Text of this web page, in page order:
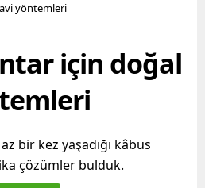
yöntemleri
için doğal
bir kez yaşadığı kâbus
çözümler bulduk.